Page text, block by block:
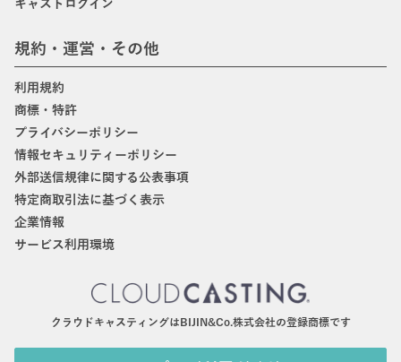
キャストログイン
規約・運営・その他
利用規約
商標・特許
プライバシーポリシー
情報セキュリティーポリシー
外部送信規律に関する公表事項
特定商取引法に基づく表示
企業情報
サービス利用環境
クラウドキャスティングはBIJIN&Co.株式会社の登録商標です